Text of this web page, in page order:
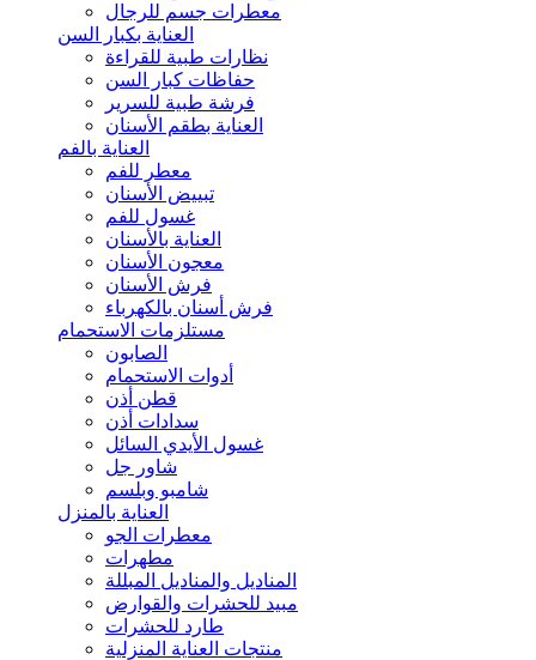
معطرات جسم للرجال
العناية بكبار السن
نظارات طبية للقراءة
حفاظات كبار السن
فرشة طبية للسرير
العناية بطقم الأسنان
العناية بالفم
معطر للفم
تبييض الأسنان
غسول للفم
العناية بالأسنان
معجون الأسنان
فرش الأسنان
فرش أسنان بالكهرباء
مستلزمات الاستحمام
الصابون
أدوات الاستحمام
قطن أذن
سدادات أذن
غسول الأيدي السائل
شاور جل
شامبو وبلسم
العناية بالمنزل
معطرات الجو
مطهرات
المناديل والمناديل المبللة
مبيد للحشرات والقوارض
طارد للحشرات
منتجات العناية المنزلية